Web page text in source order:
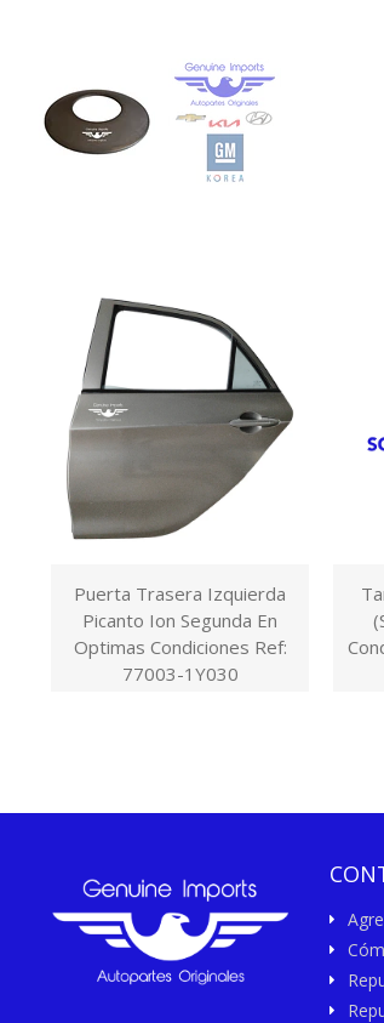
Puerta Trasera Izquierda
Picanto Ion Segunda En
Optimas Condiciones Ref:
77003-1Y030